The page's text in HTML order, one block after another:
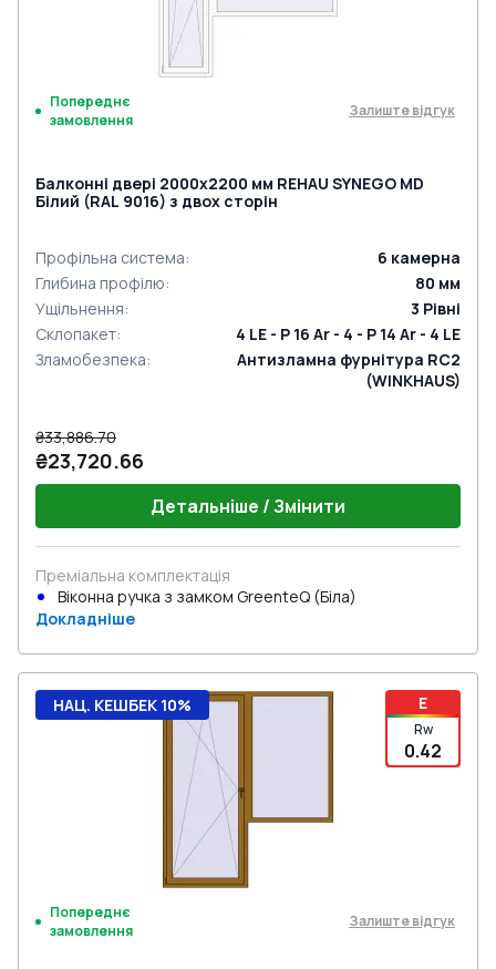
Попереднє
замовлення
Залиште відгук
Балконні двері 2000x2200 мм REHAU SYNEGO MD
Білий (RAL 9016) з двох сторін
Профільна система: 6 камерна
Глибина профілю: 80 мм
Ущільнення: 3 Рівні
Склопакет:
4 LE - P 16 Ar - 4 - P 14 Ar - 4 LE
Зламобезпека:
Антизламна фурнітура RC2
(WINKHAUS)
₴33,886.70
₴23,720.66
Детальніше / Змінити
Преміальна комплектація
Віконна ручка з замком GreenteQ (Біла)
Докладніше
E
Rw
0.42
НАЦ. КЕШБЕК 10%
Попереднє
замовлення
Залиште відгук